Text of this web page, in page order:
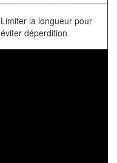
Limiter la longueur pour
éviter déperdition